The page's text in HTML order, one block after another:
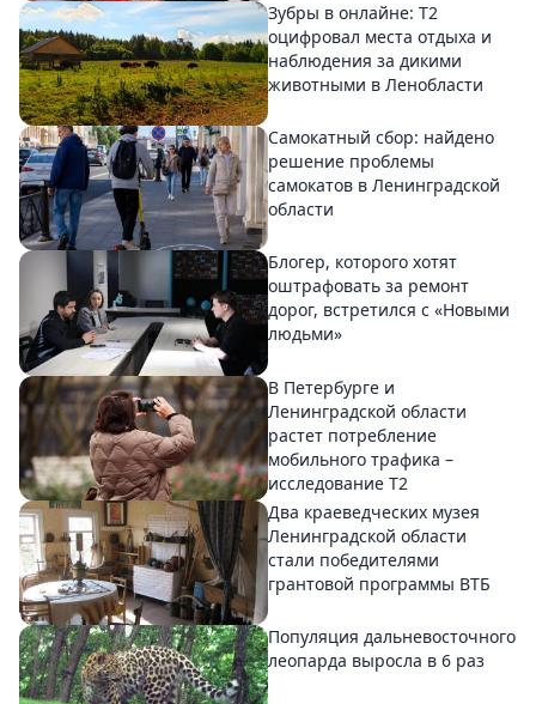
Зубры в онлайне: Т2
оцифровал места отдыха и
наблюдения за дикими
животными в Ленобласти
Самокатный сбор: найдено
решение проблемы
самокатов в Ленинградской
области
Блогер, которого хотят
оштрафовать за ремонт
дорог, встретился с «Новыми
людьми»
В Петербурге и
Ленинградской области
растет потребление
мобильного трафика –
исследование T2
Два краеведческих музея
Ленинградской области
стали победителями
грантовой программы ВТБ
Популяция дальневосточного
леопарда выросла в 6 раз